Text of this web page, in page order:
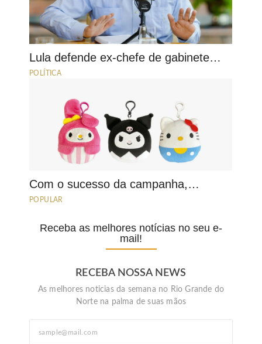
Lula defende ex-chefe de gabinete…
POLÍTICA
Com o sucesso da campanha,…
POPULAR
Receba as melhores notícias no seu e-
mail!
RECEBA NOSSA NEWS
As melhores noticias da semana no Rio Grande do
Norte na palma de suas mãos